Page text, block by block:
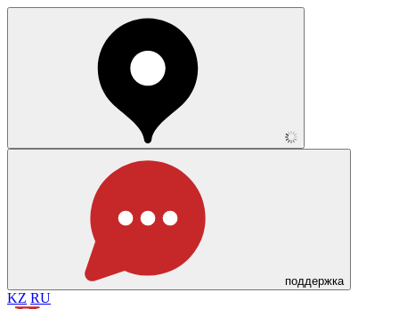
поддержка
KZ RU